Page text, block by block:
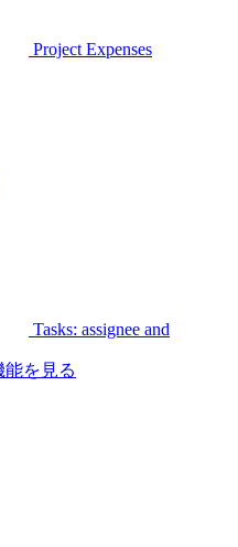
Project Expenses
Tasks: assignee and
能を見る